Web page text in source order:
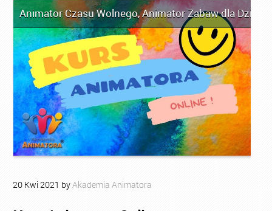
Animator Czasu Wolnego,Animator Zabaw dla Dzieci
20 Kwi 2021 byAkademia Animatora